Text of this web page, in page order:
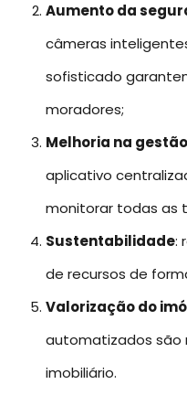
Aumento da
câmeras
sofisticado
moradores;
Melhoria na
aplicativo
monitorar todas as
Sustentabilidade:
de recursos de
Valorização do
automatizados são
imobiliário.